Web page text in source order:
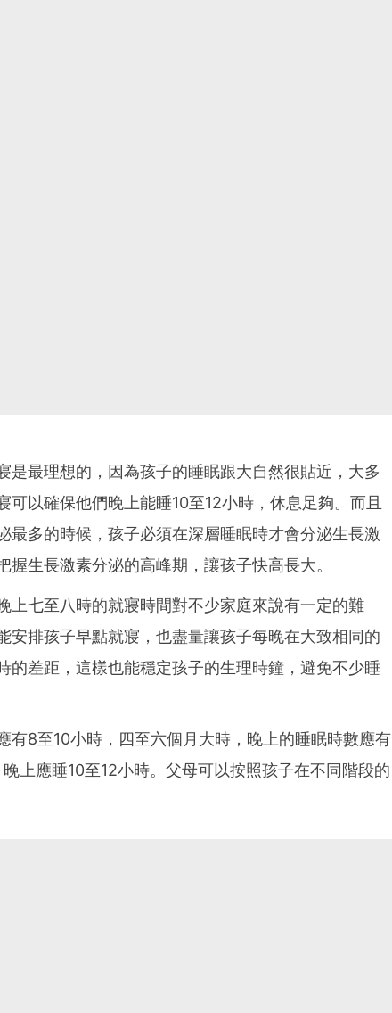
是最理想的，因為孩子的睡眠跟大自然很貼近，大多
以確保他們晚上能睡10至12小時，休息足夠。而且
最多的時候，孩子必須在深層睡眠時才會分泌生長激
生長激素分泌的高峰期，讓孩子快高長大。
上七至八時的就寢時間對不少家庭來說有一定的難
安排孩子早點就寢，也盡量讓孩子每晚在大致相同的
的差距，這樣也能穩定孩子的生理時鐘，避免不少睡
有8至10小時，四至六個月大時，晚上的睡眠時數應有
上應睡10至12小時。父母可以按照孩子在不同階段的